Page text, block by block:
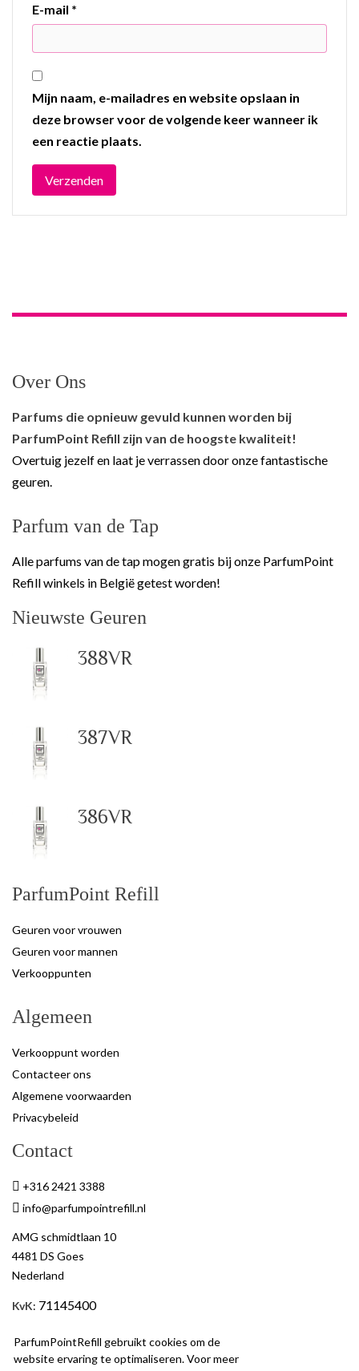
ParfumPointRefill gebruikt cookies om de
website ervaring te optimaliseren. Voor meer
E-mail *
Mijn naam, e-mailadres en website opslaan in
deze browser voor de volgende keer wanneer ik
een reactie plaats.
Over Ons
Parfums die opnieuw gevuld kunnen worden bij
ParfumPoint Refill zijn van de hoogste kwaliteit!
Overtuig jezelf en laat je verrassen door onze fantastische
geuren.
Parfum van de Tap
Alle parfums van de tap mogen gratis bij onze ParfumPoint
Refill winkels in België getest worden!
Nieuwste Geuren
388VR
387VR
386VR
ParfumPoint Refill
Geuren voor vrouwen
Geuren voor mannen
Verkooppunten
Algemeen
Verkooppunt worden
Contacteer ons
Algemene voorwaarden
Privacybeleid
Contact
+316 2421 3388
info@parfumpointrefill.nl
AMG schmidtlaan 10
4481 DS Goes
Nederland
KvK: 71145400